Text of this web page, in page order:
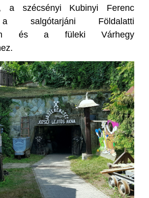
a szécsényi Kubinyi Ferenc
salgótarjáni Földalatti
és a füleki Várhegy